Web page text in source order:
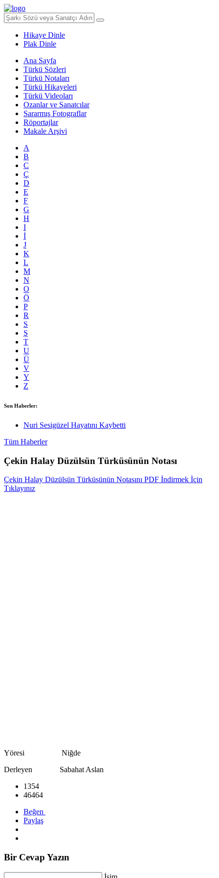
Hikaye Dinle
Plak Dinle
Ana Sayfa
Türkü Sözleri
Türkü Notaları
Türkü Hikayeleri
Türkü Videoları
Ozanlar ve Sanatcılar
Sararmış Fotograflar
Röportajlar
Makale Arşivi
A
B
C
Ç
D
E
F
G
H
I
İ
J
K
L
M
N
O
Ö
P
R
S
Ş
T
U
Ü
V
Y
Z
Son Haberler:
Nuri Sesigüzel Hayatını Kaybetti
Tüm Haberler
Çekin Halay Düzülsün Türküsünün Notası
Çekin Halay Düzülsün Türküsünün Notasını PDF İndirmek İçin
Tıklayınız
Yöresi Niğde
Derleyen Sabahat Aslan
1354
46464
Beğen
Paylaş
Bir Cevap Yazın